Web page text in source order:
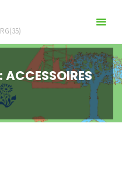
ACCESSOIRES